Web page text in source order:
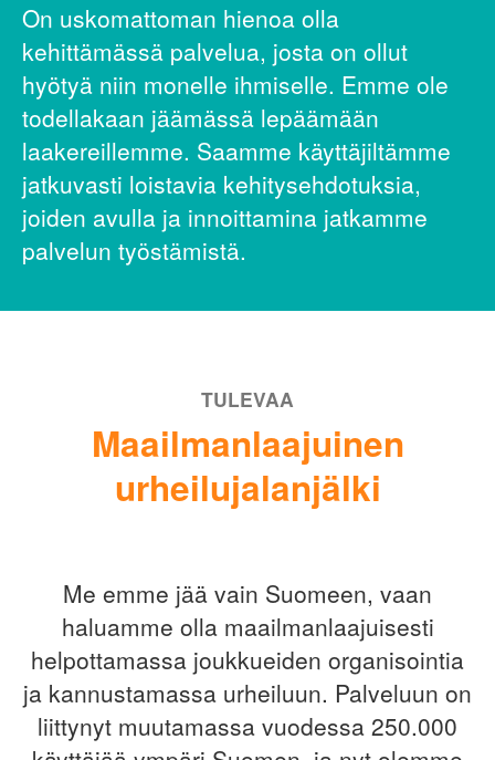
On uskomattoman hienoa olla
kehittämässä palvelua, josta on ollut
hyötyä niin monelle ihmiselle. Emme ole
todellakaan jäämässä lepäämään
laakereillemme. Saamme käyttäjiltämme
jatkuvasti loistavia kehitysehdotuksia,
joiden avulla ja innoittamina jatkamme
palvelun työstämistä.
TULEVAA
Maailmanlaajuinen
urheilujalanjälki
Me emme jää vain Suomeen, vaan
haluamme olla maailmanlaajuisesti
helpottamassa joukkueiden organisointia
ja kannustamassa urheiluun. Palveluun on
liittynyt muutamassa vuodessa 250.000